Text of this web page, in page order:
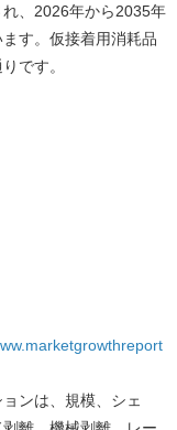
、2026年から2035年
す。仮接着用消耗品
です。
ンは、規模、シェ